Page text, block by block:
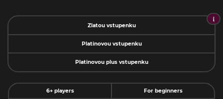
Zlatou vstupenku
Platinovou vstupenku
Platinovou plus vstupenku
6+ players For beginners